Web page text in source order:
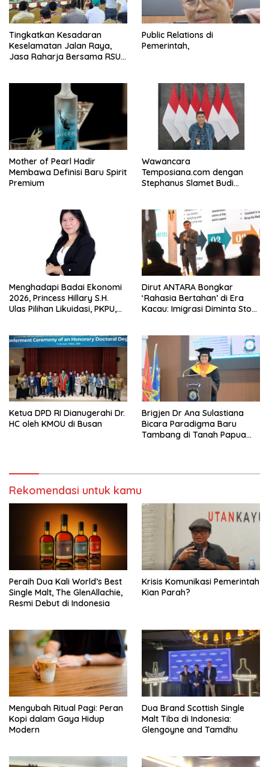
Tingkatkan Kesadaran
Keselamatan Jalan Raya,
Jasa Raharja Bersama RSU
Komprehensif di Jagakarsa
Public Relations di
Pemerintah,
Mother of Pearl Hadir
Membawa Definisi Baru Spirit
Premium
Wawancara
Temposiana.com dengan
Stephanus Slamet Budi
Menghadapi Badai Ekonomi
2026, Princess Hillary S.H.
Ulas Pilihan Likuidasi, PKPU,
Dirut ANTARA Bongkar
‘Rahasia Bertahan’ di Era
Kacau: Imigrasi Diminta Stop
Ketua DPD RI Dianugerahi Dr.
HC oleh KMOU di Busan
Brigjen Dr Ana Sulastiana
Bicara Paradigma Baru
Tambang di Tanah Papua
Rekomendasi untuk kamu
Peraih Dua Kali World’s Best
Single Malt, The GlenAllachie,
Resmi Debut di Indonesia
Krisis Komunikasi Pemerintah
Kian Parah?
Mengubah Ritual Pagi: Peran
Kopi dalam Gaya Hidup
Modern
Dua Brand Scottish Single
Malt Tiba di Indonesia:
Glengoyne and Tamdhu